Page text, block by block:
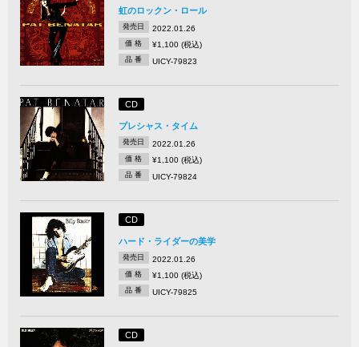
虹のロックン・ロール
発売日 2022.01.26
価 格 ¥1,100 (税込)
品 番 UICY-79823
CD
プレシャス・タイム
発売日 2022.01.26
価 格 ¥1,100 (税込)
品 番 UICY-79824
CD
ハード・ライダーの美学
発売日 2022.01.26
価 格 ¥1,100 (税込)
品 番 UICY-79825
CD